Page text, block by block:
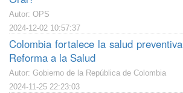
Autor: OPS
2024-12-02 10:57:37
Colombia fortalece la salud
Reforma a la Salud
Autor: Gobierno de la República de Colombia
2024-11-25 22:23:03